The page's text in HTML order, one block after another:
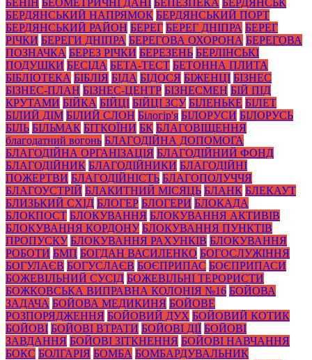
БЕНІН БЕОМЕТРИЧНІ ДАНІ БЕПЕЗПЕКА БЕРДЯНСЬК
БЕРДЯНСЬКИЙ НАПРЯМОК БЕРДЯНСЬКИЙ ПОРТ
БЕРДЯНСЬКИЙ РАЙОН БЕРЕГ БЕРЕГ ДНІПРА БЕРЕГ
РІЧКИ БЕРЕГИ ДНІПРА БЕРЕГОВА ОХОРОНА БЕРЕГОВА
ПОЗНАЧКА БЕРЕЗ РІЧКИ БЕРЕЗЕНЬ БЕРЛІНСЬКІ
ПОДУШКИ БЕСІДА БЕТА-ТЕСТ БЕТОННА ПЛИТА
БІБЛІОТЕКА БІБЛІЯ БІДА БІДОСЯ БІЖЕНЦІ БІЗНЕС
БІЗНЕС-ПЛАН БІЗНЕС-ЦЕНТР БІЗНЕСМЕН БІЙ ПІД
КРУТАМИ БІЙКА БІЙЦІ БІЙЦІ ЗСУ БІЛЕНЬКЕ БІЛЕТ
БІЛИЙ ДІМ БІЛИЙ СЛОН Білогір'я БІЛОРУСИ БІЛОРУСЬ
БІЛЬ БІЛЬМАК БІТКОЇНИ БК БЛАГОВІЩЕННЯ
благодатний вогонь БЛАГОДІЙНА ДОПОМОГА
БЛАГОДІЙНА ОРГАНІЗАЦІЯ БЛАГОДІЙНИЙ ФОНД
БЛАГОДІЙНИК БЛАГОДІЙНИКИ БЛАГОДІЙНІ
ПОЖЕРТВИ БЛАГОДІЙНІСТЬ БЛАГОПОЛУЧЧЯ
БЛАГОУСТРІЙ БЛАКИТНИЙ МІСЯЦЬ БЛАНК БЛЕКАУТ
БЛИЗЬКИЙ СХІД БЛОГЕР БЛОГЕРИ БЛОКАДА
БЛОКПОСТ БЛОКУВАННЯ БЛОКУВАННЯ АКТИВІВ
БЛОКУВАННЯ КОРДОНУ БЛОКУВАННЯ ПУНКТІВ
ПРОПУСКУ БЛОКУВАННЯ РАХУНКІВ БЛОКУВАННЯ
РОБОТИ БМП БОГДАН ВАСИЛЕНКО БОГОСЛУЖІННЯ
БОГУЛАЄВ БОГУСЛАЄВ БОЄПРИПАС БОЄПРИПАСИ
БОЖЕВІЛЬНИЙ СУСІД БОЖЕВІЛЬНІ ТЕРОРИСТИ
БОЖКОВСЬКА ВИПРАВНА КОЛОНІЯ №16 БОЙОВА
ЗАДАЧА БОЙОВА МЕДИКИНЯ БОЙОВЕ
РОЗПОРЯДЖЕННЯ БОЙОВИЙ ДУХ БОЙОВИЙ КОТИК
БОЙОВІ БОЙОВІ ВТРАТИ БОЙОВІ ДІЇ БОЙОВІ
ЗАВДАННЯ БОЙОВІ ЗІТКНЕННЯ БОЙОВІ НАВЧАННЯ
БОКС БОЛГАРІЯ БОМБА БОМБАРДУВАЛЬНИК